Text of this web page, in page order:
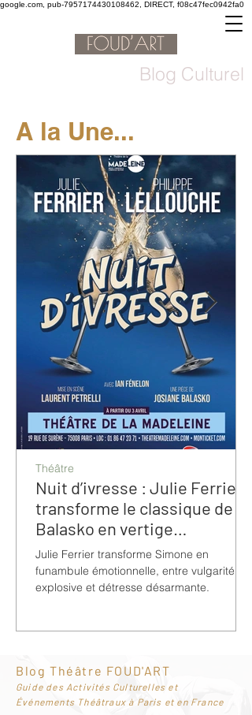
google.com, pub-7957174430108462, DIRECT, f08c47fec0942fa0
Blog Culturel
A la Une...
Nuit d’ivresse : Julie Ferrier
transforme le classique de
Balasko en vertige
bouleversant
Julie Ferrier transforme Simone en
funambule émotionnelle, entre vulgarité
explosive et détresse désarmante.
Théâtre
Blog Théâtre FOUD'ART
Guide des Activités Culturelles et
Événements Théâtraux à Paris et en France